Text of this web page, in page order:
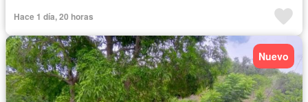
Hace 1 día, 20 horas
Nuevo